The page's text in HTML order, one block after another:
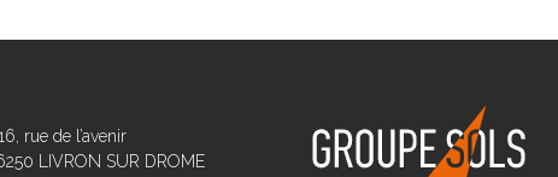
rue de l’avenir
LIVRON SUR DROME